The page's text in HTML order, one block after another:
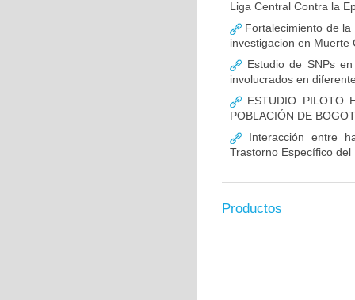
Liga Central Contra la
Fortalecimiento de la
investigacion en Muerte
Estudio de SNPs
involucrados en
ESTUDIO PILOTO
POBLACIÓN DE
Interacción entre
Trastorno Específico del
Productos